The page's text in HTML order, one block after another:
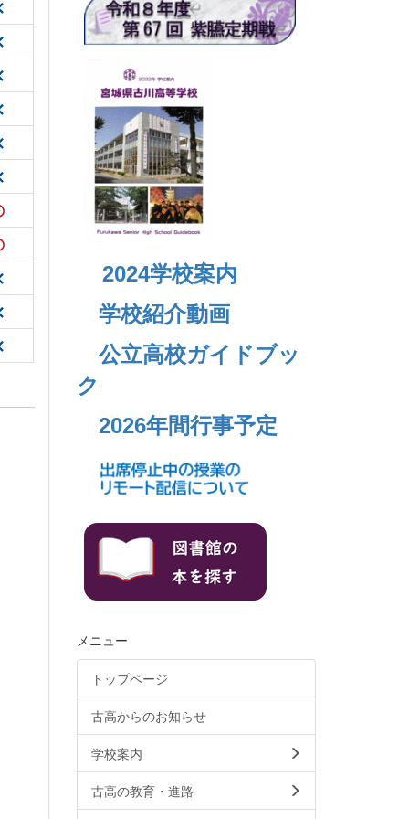
2024学校案内
学校紹介動画
公立高校ガイドブッ
ク
2026年間行事予定
メニュー
トップページ
古高からのお知らせ
学校案内
古高の教育・進路